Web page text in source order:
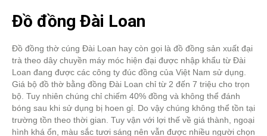
Đồ đồng Đài Loan
Đồ đồng thờ cúng Đài Loan hay còn gọi là đồ đồng sản xuất đại
trà theo dây chuyền máy móc hiện đại được nhập khẩu từ Đài
Loan đang được các công ty đúc đồng của Việt Nam sử dụng.
Giá bộ đồ thờ bằng đồng Đài Loan chỉ từ 2 đến 7 triệu cho trọn
bộ. Tuy nhiên chúng chỉ chiếm 40% đồng và không thể đánh
bóng sau khi sử dụng bị hoen gỉ. Do vậy chúng không thể tồn tại
trường tồn theo thời gian. Tuy vận với lợi thế về giá thành, ngoại
hình khá ổn, màu sắc tươi sáng nên vẫn được nhiều người chọn